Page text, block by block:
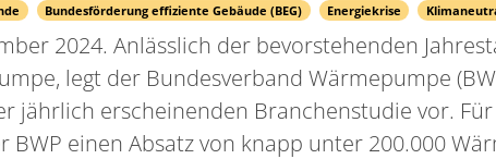
Bundesförderung effiziente Gebäude (BEG) Energiekrise
2024. Anlässlich der bevorstehenden
legt der Bundesverband Wärmepumpe
jährlich erscheinenden Branchenstudie vor.
BWP einen Absatz von knapp unter 200.000